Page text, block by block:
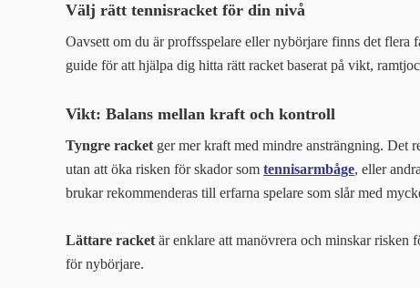
Välj rätt tennisracket för din nivå
Oavsett om du är proffsspelare eller nybörjare finns det flera
guide för att hjälpa dig hitta rätt racket baserat på vikt,
Vikt: Balans mellan kraft och kontroll
Tyngre racket ger mer kraft med mindre ansträngning. Det
utan att öka risken för skador som tennisarmbåge, eller
brukar rekommenderas till erfarna spelare som slår med
Lättare racket är enklare att manövrera och minskar risken
för nybörjare.